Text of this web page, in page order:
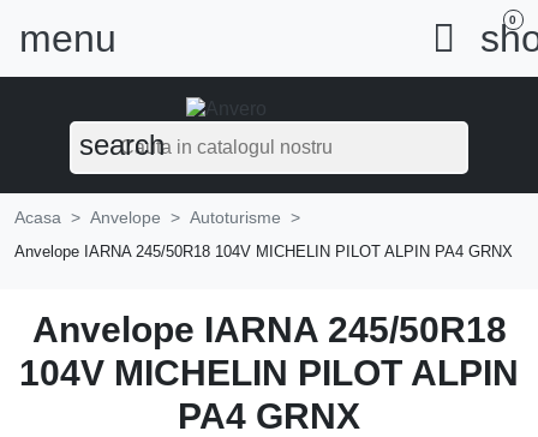
menu  0
search
Acasa Anvelope Autoturisme
Anvelope IARNA 245/50R18 104V MICHELIN PILOT ALPIN PA4 GRNX
Anvelope IARNA 245/50R18
104V MICHELIN PILOT ALPIN
PA4 GRNX